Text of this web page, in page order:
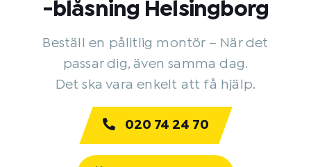
-blåsning Helsingborg
Beställ en pålitlig montör – När det
passar dig, även samma dag.
Det ska vara enkelt att få hjälp.
020 74 24 70